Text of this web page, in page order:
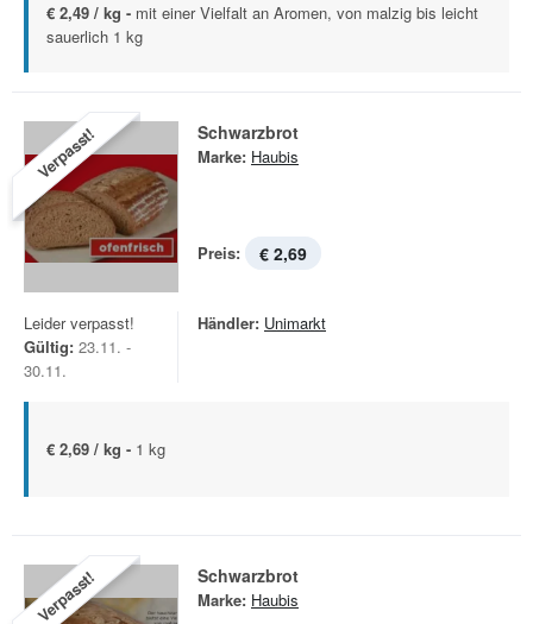
€ 2,49 / kg - mit einer Vielfalt an Aromen, von malzig bis leicht
sauerlich 1 kg
Verpasst! Schwarzbrot
Marke: Haubis
Preis: € 2,69
Leider verpasst!
Gültig: 23.11. -
30.11.
Händler: Unimarkt
€ 2,69 / kg - 1 kg
Verpasst! Schwarzbrot
Marke: Haubis